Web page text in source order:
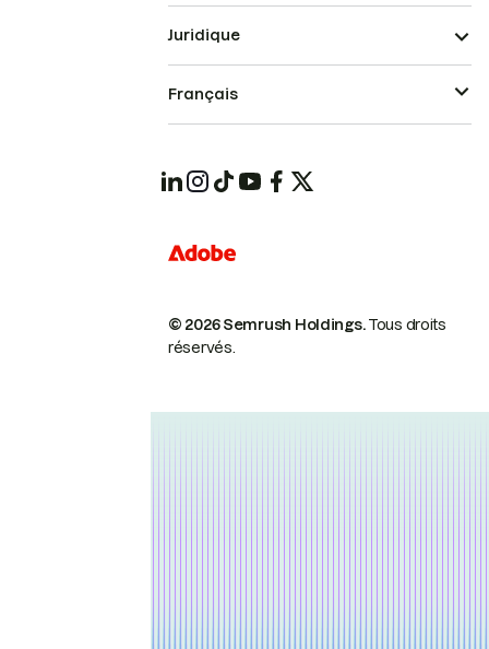
© 2026 Semrush Holdings.Tous droits
réservés.
Juridique
Français